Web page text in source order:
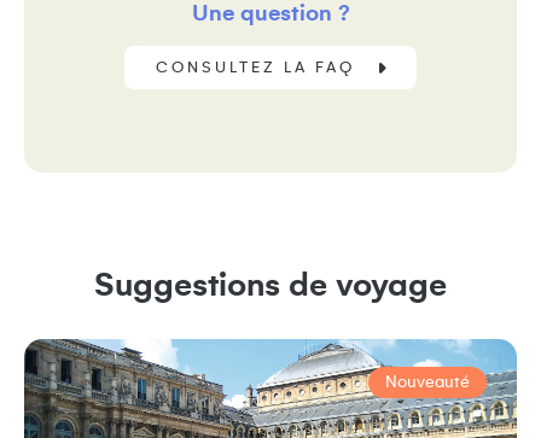
Une question ?
CONSULTEZ LA FAQ
Suggestions de voyage
Nouveauté